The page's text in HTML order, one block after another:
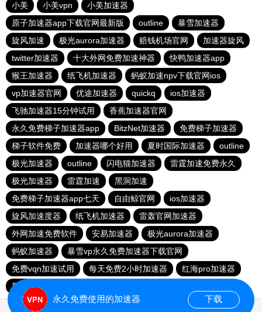
小美
小美vpn
小美加速器
原子加速器app下载官网最新版
outline
暴雪加速器
旋风加速
极光aurora加速器 赔钱机场官网
加速器旋风
twitter加速器
十大外网免费加速神器
快鸭加速器app
猴王加速器
纸飞机加速器
蚂蚁加速npv下载官网ios
vp加速器官网
优途加速器 quickq
ios加速器
飞驰加速器15分钟试用
香蕉加速器官网
永久免费梯子加速器app
BitzNet加速器
免费梯子加速器
梯子软件免费
加速器哪个好用 夏时国际加速器
outline
极光加速器
outline 闪电猫加速器
雷霆加速免费永久
极光加速器
雷霆加速
黑洞加速
免费梯子加速器app七天
自由鲸官网
ios加速器
旋风加速度器
纸飞机加速器
雷轰官网加速器
外网加速免费软件
安易加速器
极光aurora加速器
蚂蚁加速器
暴雪vp永久免费加速器下载官网
免费vqn加速试用
每天免费2小时加速器
红海pro加速器
黑洞官网
永久免费使用的加速器 下载